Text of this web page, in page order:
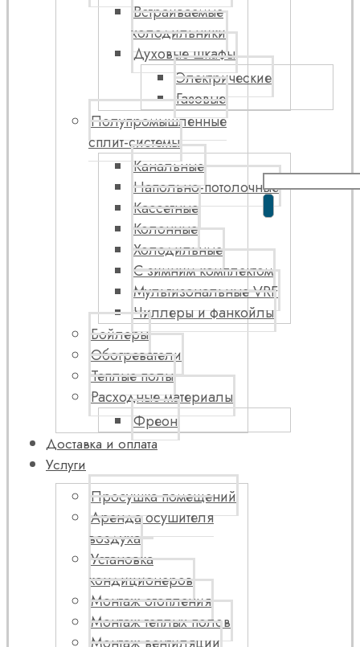
Встраиваемые
холодильники
Духовые шкафы
Электрические
Газовые
Полупромышленные
сплит-системы
Канальные
Напольно-потолочные
Кассетные
Колонные
Холодильные
С зимним комплектом
Мультизональные VRF
Чиллеры и фанкойлы
Бойлеры
Обогреватели
Теплые полы
Расходные материалы
Фреон
Доставка и оплата
Услуги
Просушка помещений
Аренда осушителя
воздуха
Установка
кондиционеров
Монтаж отопления
Монтаж теплых полов